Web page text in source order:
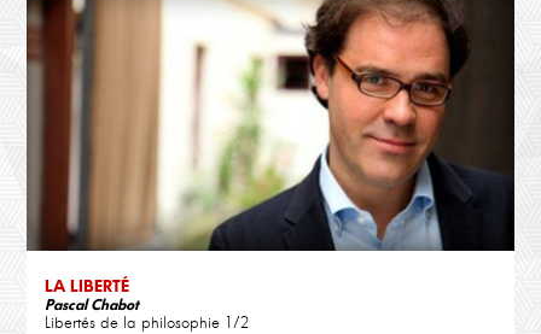
LA LIBERTÉ
Pascal Chabot
Libertés de la philosophie 1/2